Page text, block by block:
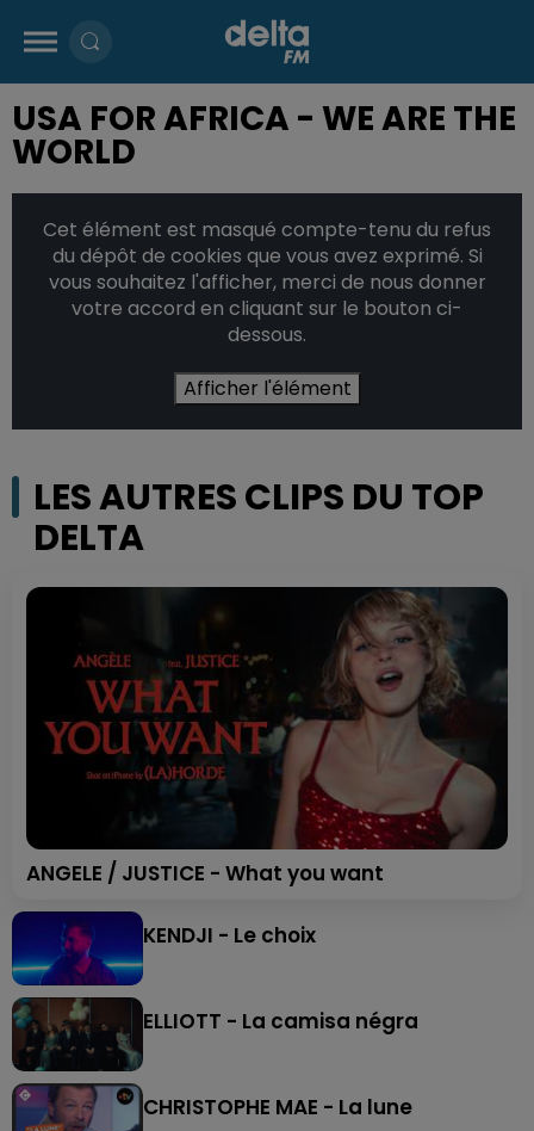
USA FOR AFRICA - WE ARE THE
WORLD
Cet élément est masqué compte-tenu du refus
du dépôt de cookies que vous avez exprimé. Si
vous souhaitez l'afficher, merci de nous donner
votre accord en cliquant sur le bouton ci-
dessous.
Afficher l'élément
LES AUTRES CLIPS DU TOP
DELTA
ANGELE / JUSTICE - What you want
KENDJI - Le choix
ELLIOTT - La camisa négra
CHRISTOPHE MAE - La lune